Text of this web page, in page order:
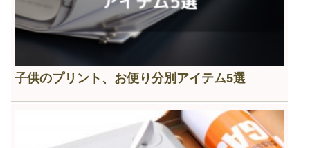
子供のプリント、お便り分別アイテム5選